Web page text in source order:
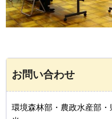
お問い合わせ
環境森林部・農政水産部